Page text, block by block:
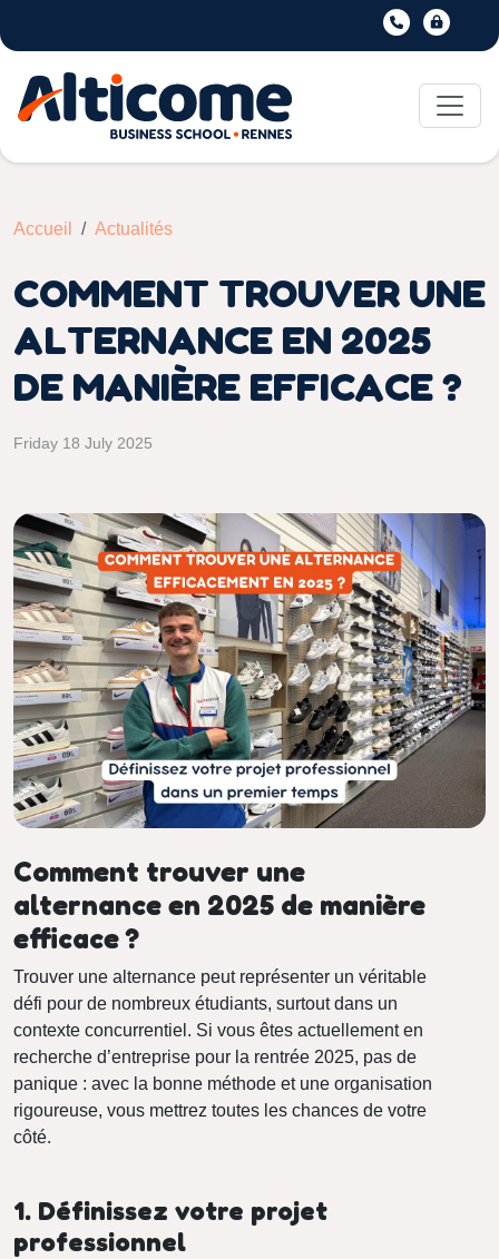
Accueil Actualités
COMMENT TROUVER UNE
ALTERNANCE EN 2025
DE MANIÈRE EFFICACE ?
Friday 18 July 2025
Comment trouver une
alternance en 2025 de manière
efficace ?
Trouver une alternance peut représenter un véritable
défi pour de nombreux étudiants, surtout dans un
contexte concurrentiel. Si vous êtes actuellement en
recherche d’entreprise pour la rentrée 2025, pas de
panique : avec la bonne méthode et une organisation
rigoureuse, vous mettrez toutes les chances de votre
côté.
1. Définissez votre projet
professionnel